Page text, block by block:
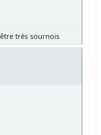
très sournois